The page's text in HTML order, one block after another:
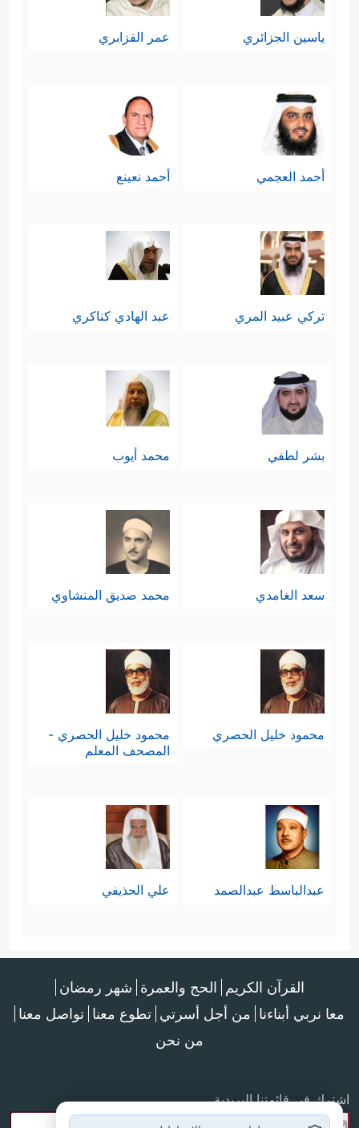
ياسين الجزائري عمر القزابري
أحمد العجمي أحمد نعينع
تركي عبيد المري عبد الهادي كناكري
بشر لطفي محمد أيوب
سعد الغامدي محمد صديق المنشاوي
محمود خليل الحصري
محمود خليل الحصري -
المصحف المعلم
عبدالباسط عبدالصمد علي الحذيفي
القرآن الكريم الحج والعمرة شهر رمضان
معا نربي أبناءنا من أجل أسرتي تطوع معنا تواصل معنا
من نحن
اشترك في قائمتنا البريدية